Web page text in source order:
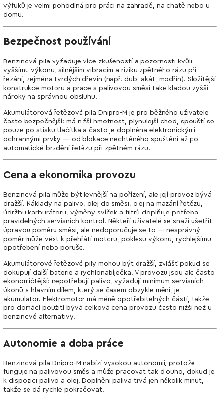
výfuků je velmi pohodlná pro práci na zahradě, na chatě nebo u
domu.
Bezpečnost používání
Benzinová pila vyžaduje více zkušeností a pozornosti kvůli
vyššímu výkonu, silnějším vibracím a riziku zpětného rázu při
řezání, zejména tvrdých dřevin (např. dub, akát, modřín). Složitější
konstrukce motoru a práce s palivovou směsí také kladou vyšší
nároky na správnou obsluhu.
Akumulátorová řetězová pila Dnipro-M je pro běžného uživatele
často bezpečnější: má nižší hmotnost, plynulejší chod, spouští se
pouze po stisku tlačítka a často je doplněna elektronickými
ochrannými prvky — od blokace nechtěného spuštění až po
automatické brzdění řetězu při zpětném rázu.
Cena a ekonomika provozu
Benzinová pila může být levnější na pořízení, ale její provoz bývá
dražší. Náklady na palivo, olej do směsi, olej na mazání řetězu,
údržbu karburátoru, výměny svíček a filtrů doplňuje potřeba
pravidelných servisních kontrol. Někteří uživatelé se snaží ušetřit
úpravou poměru směsi, ale nedoporučuje se to — nesprávný
poměr může vést k přehřátí motoru, poklesu výkonu, rychlejšímu
opotřebení nebo poruše.
Akumulátorové řetězové pily mohou být dražší, zvlášť pokud se
dokupují další baterie a rychlonabíječka. V provozu jsou ale často
ekonomičtější: nepotřebují palivo, vyžadují minimum servisních
úkonů a hlavním dílem, který se časem obvykle mění, je
akumulátor. Elektromotor má méně opotřebitelných částí, takže
pro domácí použití bývá celková cena provozu často nižší než u
benzinové alternativy.
Autonomie a doba práce
Benzinová pila Dnipro-M nabízí vysokou autonomii, protože
funguje na palivovou směs a může pracovat tak dlouho, dokud je
k dispozici palivo a olej. Doplnění paliva trvá jen několik minut,
takže se dá rychle pokračovat.